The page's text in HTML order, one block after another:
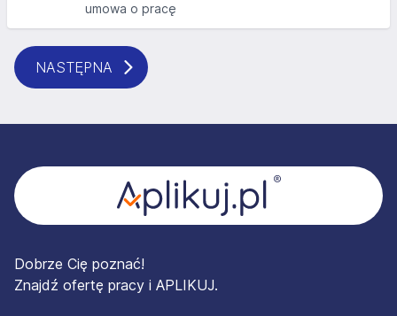
umowa o pracę
NASTĘPNA
Dobrze Cię poznać!
Znajdź ofertę pracy i APLIKUJ.